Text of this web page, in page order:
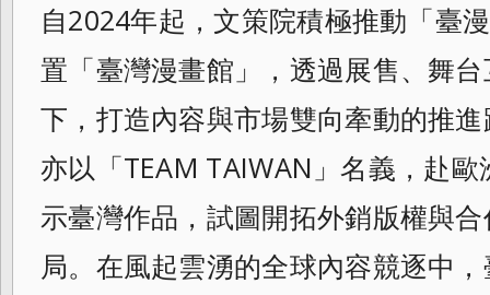
自2024年起，文策院積極推動「臺
置「臺灣漫畫館」，透過展售、舞
下，打造內容與市場雙向牽動的推
亦以「TEAM TAIWAN」名義，赴
示臺灣作品，試圖開拓外銷版權與
局。在風起雲湧的全球內容競逐中